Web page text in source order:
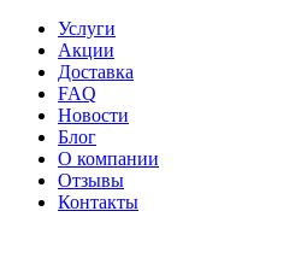
Услуги
Акции
Доставка
FAQ
Новости
Блог
О компании
Отзывы
Контакты